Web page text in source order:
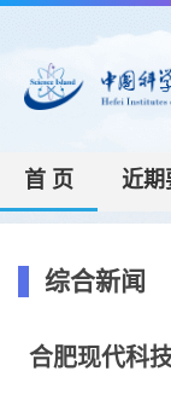
首 页 近期
综合新闻
合肥现代科